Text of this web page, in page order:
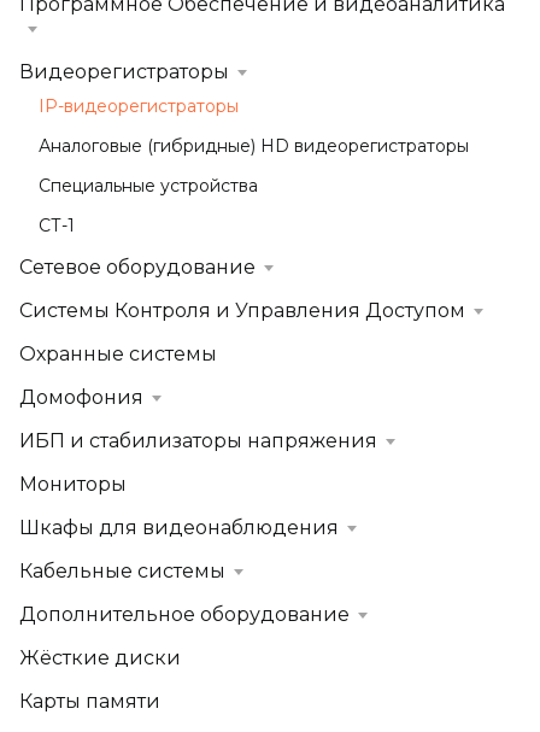
Видеорегистраторы
IP-видеорегистраторы
Аналоговые (гибридные) HD видеорегистраторы
Специальные устройства
СТ-1
Сетевое оборудование
Системы Контроля и Управления Доступом
Охранные системы
Домофония
ИБП и стабилизаторы напряжения
Мониторы
Шкафы для видеонаблюдения
Кабельные системы
Дополнительное оборудование
Жёсткие диски
Карты памяти